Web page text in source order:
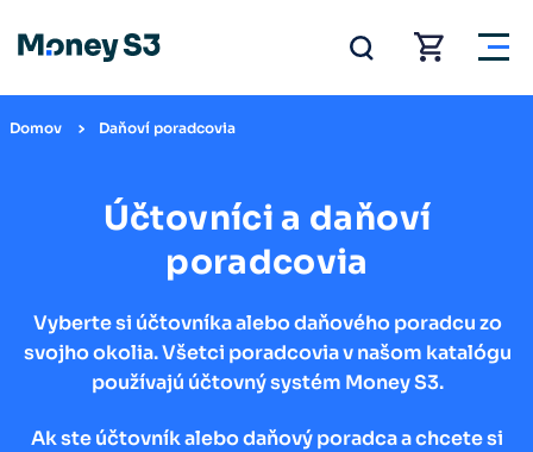
Domov Daňoví poradcovia
Účtovníci a daňoví
poradcovia
Vyberte si účtovníka alebo daňového poradcu zo
svojho okolia. Všetci poradcovia v našom katalógu
používajú účtovný systém Money S3.
Ak ste účtovník alebo daňový poradca a chcete si